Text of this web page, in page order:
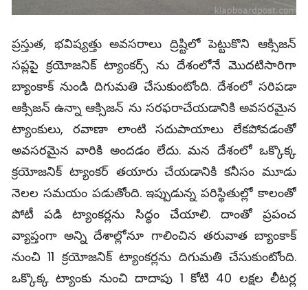
ప్రస్తుత, భవిష్యత్తు అవసరాలు ద్రిష్టిలో పెట్టుకొని ఆక్సిజన్
సప్లపై క్రయోజనిక్ ట్యాంకర్స్ ను దేశంలోనే మొదటిసారిగా
బ్యాంకాక్ నుండి దిగుమతి చేసుకుంటోంది. దేశంలో సరిపడా
ఆక్సిజన్ ఉన్నా ఆక్సిజన్ ను సరఫరాచేయడానికి అవసరమైన
ట్యాంకులు, రవాణా లాంటి సదుపాయాలు లేకపోవడంతో
అవసరమైన వారికి అందడం లేదు. మన దేశంలో ఒక్కొక్క
క్రయోజనిక్ ట్యాంకర్ తయారు చేయడానికి కనీసం మూడు
నెలల సమయం పడుతోంది. ఇప్పుడున్న పరిస్థితుల్లో కాలంతో
పోటీ పడి ట్యాంకర్లను సిద్ధం చేయాలి. దాంతో ప్రపంచ
వ్యాప్తంగా అన్ని దేశాల్లోనూ గాలించిన తరువాత బ్యాంకాక్
నుంచి 11 క్రయోజనిక్ ట్యాంకర్లను దిగుమతి చేసుకుంటోంది.
ఒక్కొక్క ట్యాంకు నుంచి దాదాపు 1 కోటి 40 లక్షల లీటర్ల